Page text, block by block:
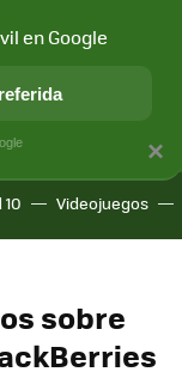
APLICACIONES
Videojuegos
sobre
×
en Google